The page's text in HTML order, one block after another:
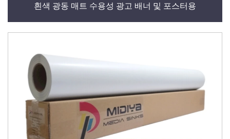
흰색 광동 매트 수용성 광고 배너 및 포스터용